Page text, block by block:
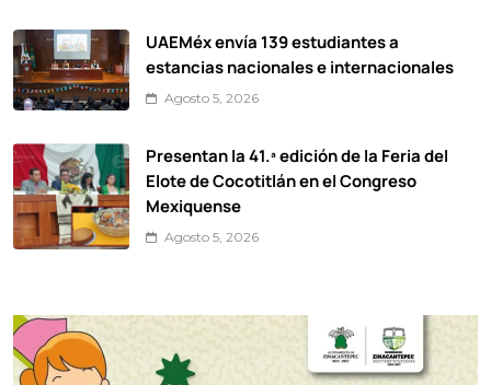
UAEMéx envía 139 estudiantes a
estancias nacionales e internacionales
Agosto 5, 2026
Presentan la 41.ª edición de la Feria del
Elote de Cocotitlán en el Congreso
Mexiquense
Agosto 5, 2026